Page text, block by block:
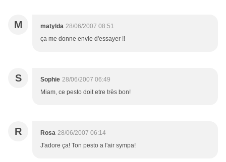
M matylda 28/06/2007 08:51
ça me donne envie d'essayer !!
S Sophie 28/06/2007 06:49
Miam, ce pesto doit etre très bon!
R Rosa 28/06/2007 06:14
J'adore ça! Ton pesto a l'air sympa!